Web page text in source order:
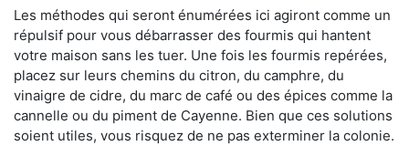
Les méthodes qui seront énumérées ici agiront comme un
répulsif pour vous débarrasser des fourmis qui hantent
votre maison sans les tuer. Une fois les fourmis repérées,
placez sur leurs chemins du citron, du camphre, du
vinaigre de cidre, du marc de café ou des épices comme la
cannelle ou du piment de Cayenne. Bien que ces solutions
soient utiles, vous risquez de ne pas exterminer la colonie.